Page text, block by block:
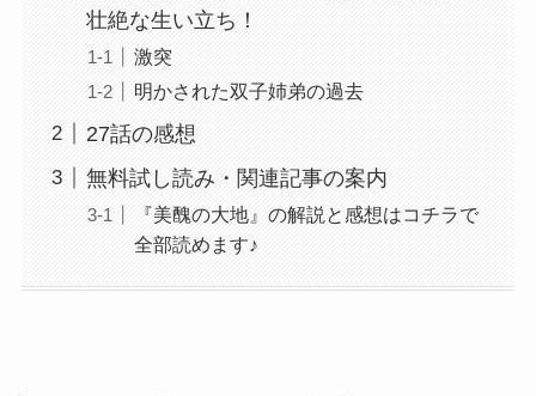
壮絶な生い立ち！
激突
明かされた双子姉弟の過去
27話の感想
無料試し読み・関連記事の案内
『美醜の大地』の解説と感想はコチラで
全部読めます♪